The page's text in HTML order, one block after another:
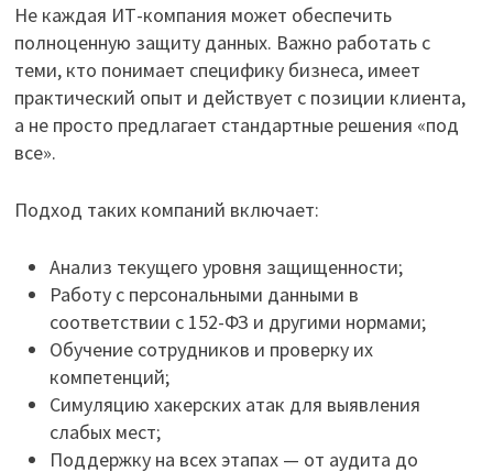
Не каждая ИТ-компания может обеспечить
полноценную защиту данных. Важно работать с
теми, кто понимает специфику бизнеса, имеет
практический опыт и действует с позиции клиента,
а не просто предлагает стандартные решения «под
все».
Подход таких компаний включает:
Анализ текущего уровня защищенности;
Работу с персональными данными в
соответствии с 152-ФЗ и другими нормами;
Обучение сотрудников и проверку их
компетенций;
Симуляцию хакерских атак для выявления
слабых мест;
Поддержку на всех этапах — от аудита до